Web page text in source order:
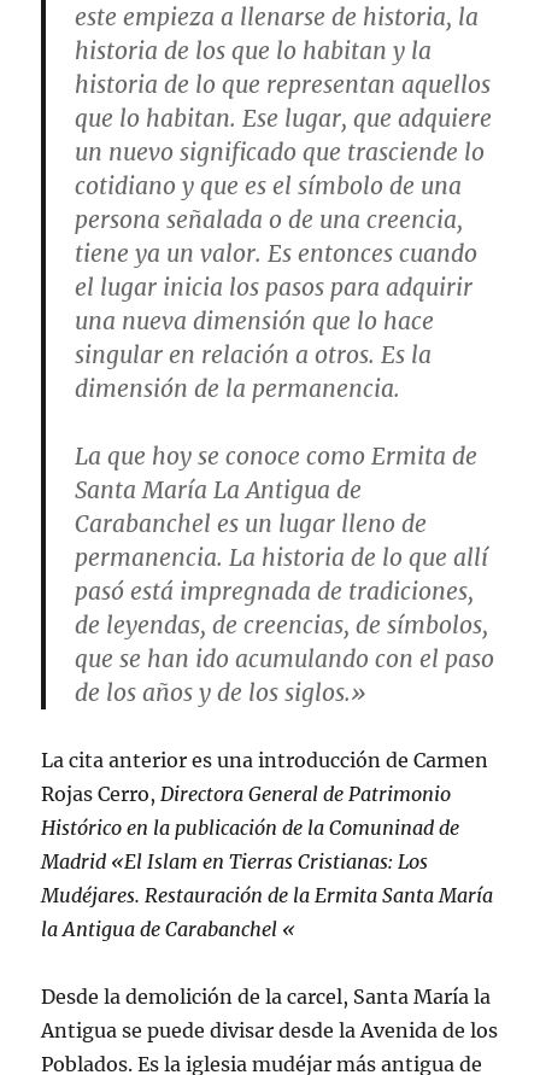
este empieza a llenarse de histo­ria, la
historia de los que lo habitan y la
historia de lo que representan aquellos
que lo habitan. Ese lugar, que adquiere
un nuevo significado que trasciende lo
cotidiano y que es el símbolo de una
persona señalada o de una creencia,
tiene ya un valor. Es entonces cuando
el lugar inicia los pasos para adquirir
una nueva dimensión que lo hace
singular en relación a otros. Es la
dimensión de la permanencia.
La que hoy se conoce como Ermita de
Santa María La Antigua de
Carabanchel es un lugar lleno de
permanencia. La historia de lo que allí
pasó está impregnada de tradiciones,
de leyendas, de creencias, de símbolos,
que se han ido acumulando con el paso
de los años y de los siglos.»
La cita anterior es una introducción de Carmen
Rojas Cerro,Directora General de Patrimonio
Histórico en la publicación de la Comuninad de
Madrid «El Islam en Tierras Cristianas: Los
Mudéjares. Restauración de la Ermita Santa María
la Antigua de Carabanchel «
Desde la demolición de la carcel, Santa María la
Antigua se puede divisar desde la Avenida de los
Poblados. Es la iglesia mudéjar más antigua de